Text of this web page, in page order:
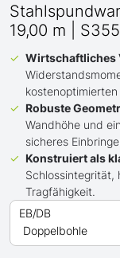
19,00 m | S355
Wirtschaftliches
Robuste
Wandhöhe und
sicheres
Konstruiert als
Schlossintegrität,
Tragfähigkeit.
EB/DB